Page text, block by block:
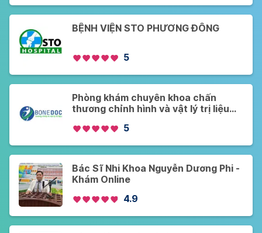
BỆNH VIỆN STO PHƯƠNG ĐÔNG
5
Phòng khám chuyên khoa chấn
thương chỉnh hình và vật lý trị liệu
5
Bác Sĩ Nhi Khoa Nguyễn Dương Phi -
Khám Online
4.9